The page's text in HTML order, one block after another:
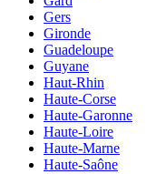
Gers
Gironde
Guadeloupe
Guyane
Haut-Rhin
Haute-Corse
Haute-Garonne
Haute-Loire
Haute-Marne
Haute-Saône